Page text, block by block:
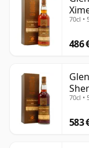
70cl •
486
70cl •
583